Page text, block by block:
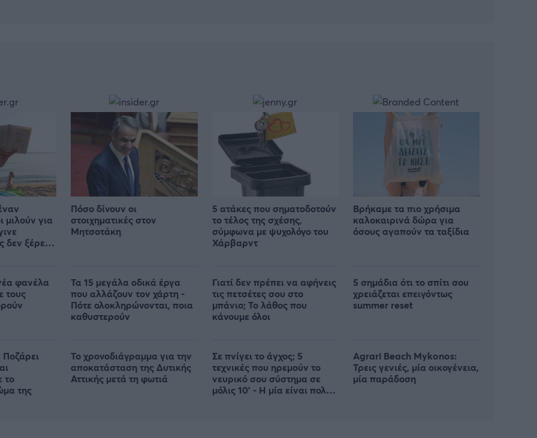
μιλούν για
δεν ξέρει
φανέλα
τους
το
της
Πόσο δίνουν οι
στοιχηματικές στον
Μητσοτάκη
Τα 15 μεγάλα οδικά έργα
που αλλάζουν τον χάρτη -
Πότε ολοκληρώνονται, ποια
καθυστερούν
Το χρονοδιάγραμμα για την
αποκατάσταση της Δυτικής
Αττικής μετά τη φωτιά
5 ατάκες που σηματοδοτούν
το τέλος της σχέσης,
σύμφωνα με ψυχολόγο του
Χάρβαρντ
Γιατί δεν πρέπει να αφήνεις
τις πετσέτες σου στο
μπάνιο; Το λάθος που
κάνουμε όλοι
Σε πνίγει το άγχος; 5
τεχνικές που ηρεμούν το
νευρικό σου σύστημα σε
μόλις 10' - Η μία είναι πολύ
Βρήκαμε τα πιο χρήσιμα
καλοκαιρινά δώρα για
όσους αγαπούν τα ταξίδια
5 σημάδια ότι το σπίτι σου
χρειάζεται επειγόντως
summer reset
Agrari Beach Mykonos:
Τρεις γενιές, μία οικογένεια,
μία παράδοση